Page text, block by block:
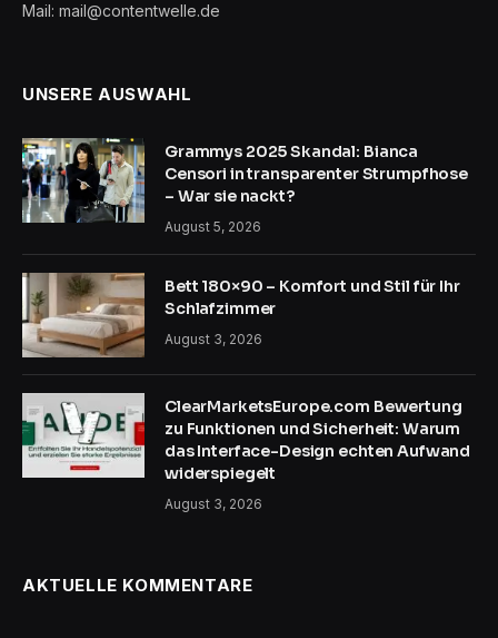
Mail: mail@contentwelle.de
UNSERE AUSWAHL
Grammys 2025 Skandal: Bianca
Censori in transparenter Strumpfhose
– War sie nackt?
August 5, 2026
Bett 180×90 – Komfort und Stil für Ihr
Schlafzimmer
August 3, 2026
ClearMarketsEurope.com Bewertung
zu Funktionen und Sicherheit: Warum
das Interface-Design echten Aufwand
widerspiegelt
August 3, 2026
AKTUELLE KOMMENTARE